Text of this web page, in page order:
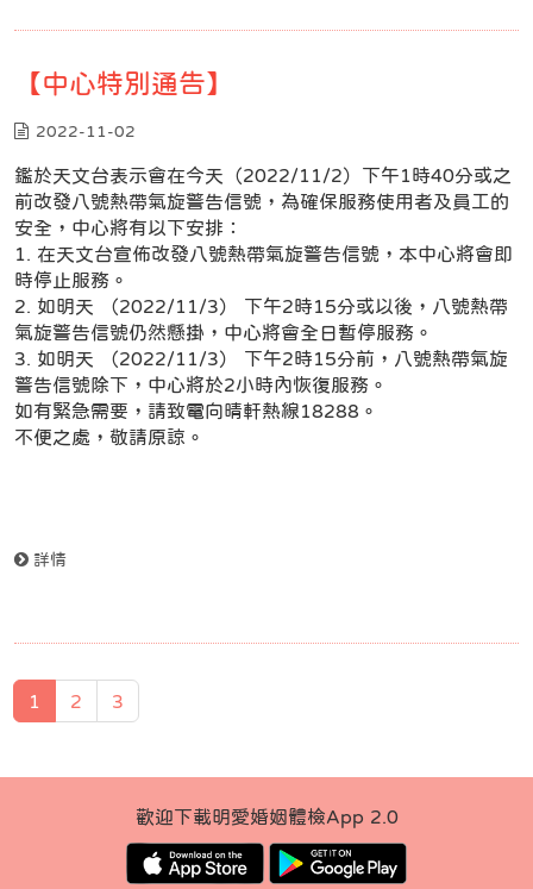
【中心特別通告】
2022-11-02
鑑於天文台表示會在今天（2022/11/2）下午1時40分或之
前改發八號熱帶氣旋警告信號，為確保服務使用者及員工的
安全，中心將有以下安排：
1. 在天文台宣佈改發八號熱帶氣旋警告信號，本中心將會即
時停止服務。
2. 如明天 （2022/11/3） 下午2時15分或以後，八號熱帶
氣旋警告信號仍然懸掛，中心將會全日暫停服務。
3. 如明天 （2022/11/3） 下午2時15分前，八號熱帶氣旋
警告信號除下，中心將於2小時內恢復服務。
如有緊急需要，請致電向晴軒熱線18288。
不便之處，敬請原諒。
詳情
1 2 3
歡迎下載明愛婚姻體檢App 2.0